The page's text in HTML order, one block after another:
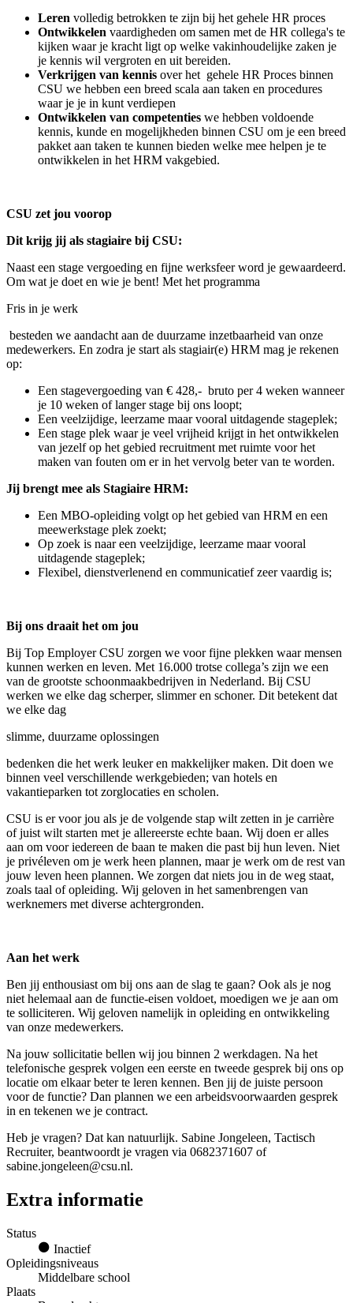
Leren volledig betrokken te zijn bij het gehele HR proces
Ontwikkelen vaardigheden om samen met de HR collega's te
kijken waar je kracht ligt op welke vakinhoudelijke zaken je
je kennis wil vergroten en uit bereiden.
Verkrijgen van kennis over het gehele HR Proces binnen
CSU we hebben een breed scala aan taken en procedures
waar je je in kunt verdiepen
Ontwikkelen van competenties we hebben voldoende
kennis, kunde en mogelijkheden binnen CSU om je een breed
pakket aan taken te kunnen bieden welke mee helpen je te
ontwikkelen in het HRM vakgebied.
CSU zet jou voorop
Dit krijg jij als stagiaire bij CSU:
Naast een stage vergoeding en fijne werksfeer word je gewaardeerd.
Om wat je doet en wie je bent! Met het programma
Fris in je werk
besteden we aandacht aan de duurzame inzetbaarheid van onze
medewerkers. En zodra je start als stagiair(e) HRM mag je rekenen
op:
Een stagevergoeding van € 428,- bruto per 4 weken wanneer
je 10 weken of langer stage bij ons loopt;
Een veelzijdige, leerzame maar vooral uitdagende stageplek;
Een stage plek waar je veel vrijheid krijgt in het ontwikkelen
van jezelf op het gebied recruitment met ruimte voor het
maken van fouten om er in het vervolg beter van te worden.
Jij brengt mee als Stagiaire HRM:
Een MBO-opleiding volgt op het gebied van HRM en een
meewerkstage plek zoekt;
Op zoek is naar een veelzijdige, leerzame maar vooral
uitdagende stageplek;
Flexibel, dienstverlenend en communicatief zeer vaardig is;
Bij ons draait het om jou
Bij Top Employer CSU zorgen we voor fijne plekken waar mensen
kunnen werken en leven. Met 16.000 trotse collega’s zijn we een
van de grootste schoonmaakbedrijven in Nederland. Bij CSU
werken we elke dag scherper, slimmer en schoner. Dit betekent dat
we elke dag
slimme, duurzame oplossingen
bedenken die het werk leuker en makkelijker maken. Dit doen we
binnen veel verschillende werkgebieden; van hotels en
vakantieparken tot zorglocaties en scholen.
CSU is er voor jou als je de volgende stap wilt zetten in je carrière
of juist wilt starten met je allereerste echte baan. Wij doen er alles
aan om voor iedereen de baan te maken die past bij hun leven. Niet
je privéleven om je werk heen plannen, maar je werk om de rest van
jouw leven heen plannen. We zorgen dat niets jou in de weg staat,
zoals taal of opleiding. Wij geloven in het samenbrengen van
werknemers met diverse achtergronden.
Aan het werk
Ben jij enthousiast om bij ons aan de slag te gaan? Ook als je nog
niet helemaal aan de functie-eisen voldoet, moedigen we je aan om
te solliciteren. Wij geloven namelijk in opleiding en ontwikkeling
van onze medewerkers.
Na jouw sollicitatie bellen wij jou binnen 2 werkdagen. Na het
telefonische gesprek volgen een eerste en tweede gesprek bij ons op
locatie om elkaar beter te leren kennen. Ben jij de juiste persoon
voor de functie? Dan plannen we een arbeidsvoorwaarden gesprek
in en tekenen we je contract.
Heb je vragen? Dat kan natuurlijk. Sabine Jongeleen, Tactisch
Recruiter, beantwoordt je vragen via 0682371607 of
sabine.jongeleen@csu.nl.
Extra informatie
Status
Inactief
Opleidingsniveaus
Middelbare school
Plaats